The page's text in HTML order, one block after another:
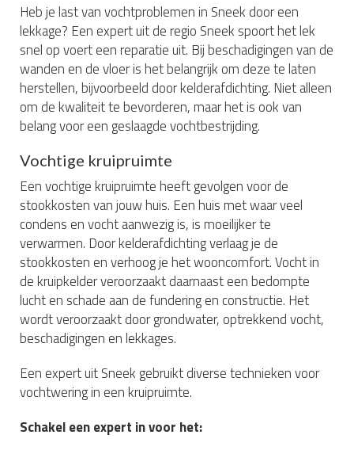
Heb je last van vochtproblemen in Sneek door een
lekkage? Een expert uit de regio Sneek spoort het lek
snel op voert een reparatie uit. Bij beschadigingen van de
wanden en de vloer is het belangrijk om deze te laten
herstellen, bijvoorbeeld door kelderafdichting. Niet alleen
om de kwaliteit te bevorderen, maar het is ook van
belang voor een geslaagde vochtbestrijding.
Vochtige kruipruimte
Een vochtige kruipruimte heeft gevolgen voor de
stookkosten van jouw huis. Een huis met waar veel
condens en vocht aanwezig is, is moeilijker te
verwarmen. Door kelderafdichting verlaag je de
stookkosten en verhoog je het wooncomfort. Vocht in
de kruipkelder veroorzaakt daarnaast een bedompte
lucht en schade aan de fundering en constructie. Het
wordt veroorzaakt door grondwater, optrekkend vocht,
beschadigingen en lekkages.
Een expert uit Sneek gebruikt diverse technieken voor
vochtwering in een kruipruimte.
Schakel een expert in voor het: